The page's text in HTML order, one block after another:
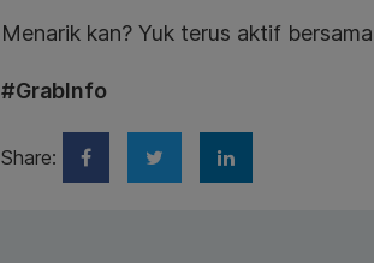
Menarik kan? Yuk terus aktif
#GrabInfo
Share: